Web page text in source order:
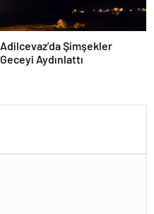
Adilcevaz’da Şimşekler
Geceyi Aydınlattı